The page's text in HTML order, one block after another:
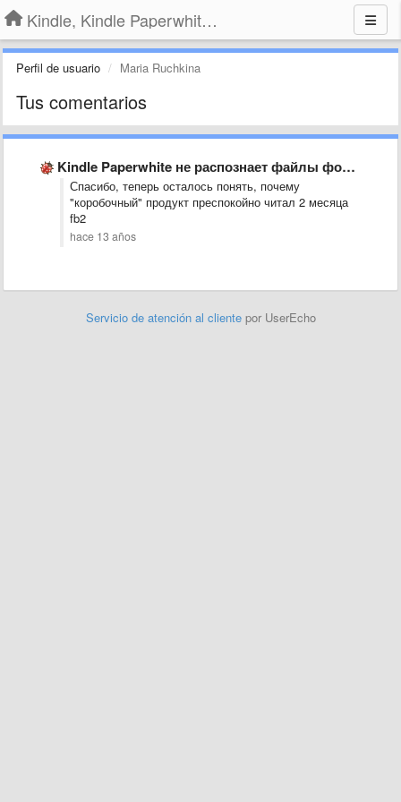
Kindle, Kindle Paperwhite, Kindle Voyage
Perfil de usuario Maria Ruchkina
Tus comentarios
Kindle Paperwhite не распознает файлы формата fb2
Спасибо, теперь осталось понять, почему
"коробочный" продукт преспокойно читал 2 месяца
fb2
hace 13 años
Servicio de atención al cliente por UserEcho